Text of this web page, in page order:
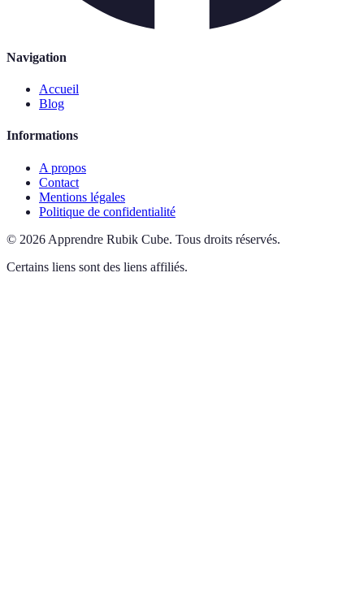
Navigation
Accueil
Blog
Informations
A propos
Contact
Mentions légales
Politique de confidentialité
© 2026 Apprendre Rubik Cube. Tous droits réservés.
Certains liens sont des liens affiliés.